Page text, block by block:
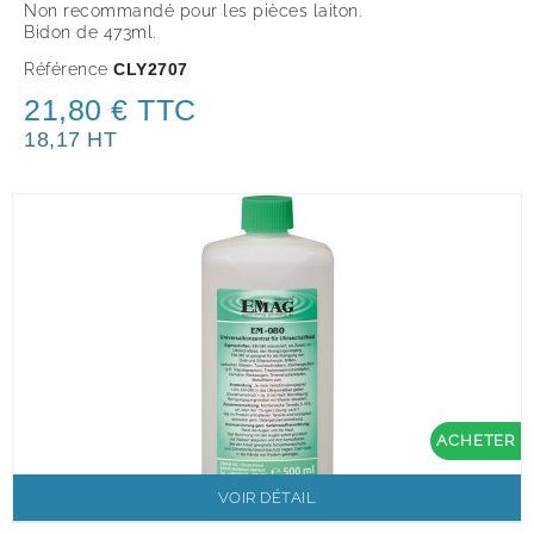
Non recommandé pour les pièces laiton.
Bidon de 473ml.
Référence CLY2707
21,80 € TTC
18,17 HT
ACHETER
VOIR DÉTAIL